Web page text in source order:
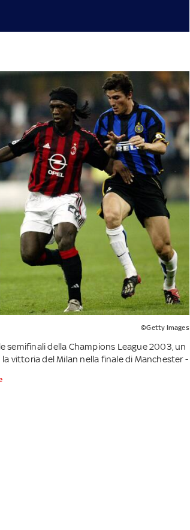
©Getty Images
semifinali della Champions League 2003, un
vittoria del Milan nella finale di Manchester -